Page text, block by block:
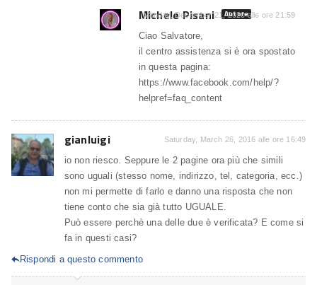
Michele Pisani Autore
Monday, December 21, 2020 alle ore 21:59
Ciao Salvatore,
il centro assistenza si è ora spostato
in questa pagina:
https://www.facebook.com/help/?
helpref=faq_content
gianluigi Saturday, March 26, 2016 alle ore 16:49
io non riesco. Seppure le 2 pagine ora più che simili
sono uguali (stesso nome, indirizzo, tel, categoria, ecc.)
non mi permette di farlo e danno una risposta che non
tiene conto che sia già tutto UGUALE.
Può essere perchè una delle due è verificata? E come si
fa in questi casi?
Rispondi a questo commento